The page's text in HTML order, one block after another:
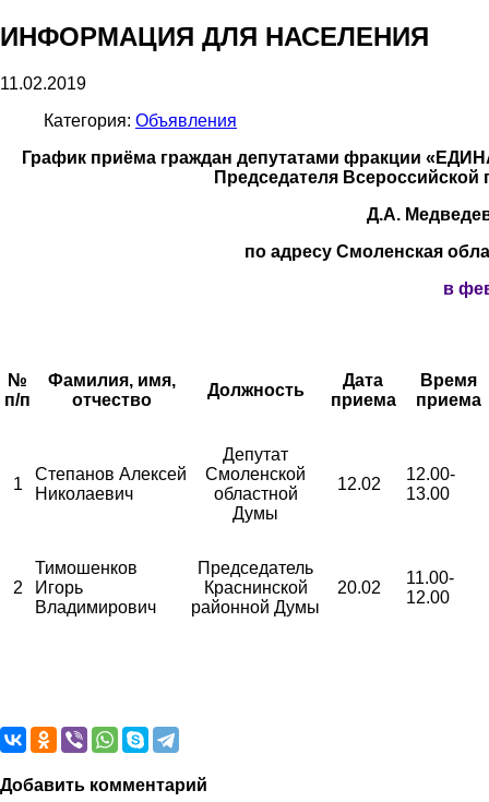
ИНФОРМАЦИЯ ДЛЯ НАСЕЛЕНИЯ
11.02.2019
Категория: Объявления
График приёма граждан депутатами фракции
Председателя
Д.А.
по адресу Смоленская
в
№
п/п
Фамилия, имя,
отчество
Должность
Дата
приема
Время
приема
1
Степанов Алексей
Николаевич
Депутат
Смоленской
областной
Думы
12.02
12.00-
13.00
2
Тимошенков
Игорь
Владимирович
Председатель
Краснинской
районной Думы
20.02
11.00-
12.00
Добавить комментарий